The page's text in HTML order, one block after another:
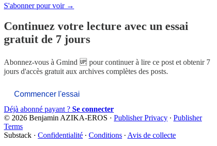
S'abonner pour voir →
Continuez votre lecture avec un essai
gratuit de 7 jours
Abonnez-vous à Gmind 🆙 pour continuer à lire ce post et obtenir 7
jours d'accès gratuit aux archives complètes des posts.
Commencer l'essai
Déjà abonné payant ? Se connecter
© 2026 Benjamin AZIKA-EROS · Publisher Privacy ∙ Publisher
Terms
Substack · Confidentialité ∙ Conditions ∙ Avis de collecte